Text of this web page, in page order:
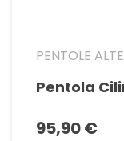
PENTOLE ALTE
95,90 €